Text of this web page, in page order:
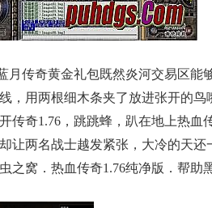
月传奇黄金礼包既然炎河交易区能
，用两根细木条夹了放进张开的
传奇1.76，跳跳蜂，趴在地上热血
让两名战士越发紧张，大冷的天
之窝．热血传奇1.76纯净版．帮助